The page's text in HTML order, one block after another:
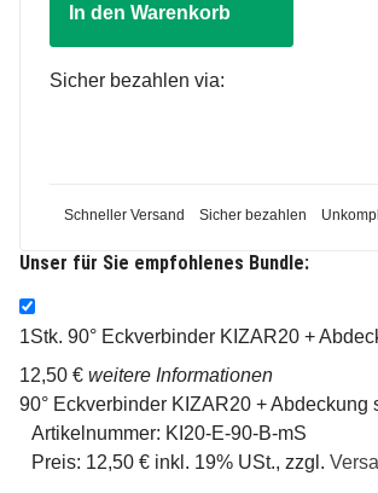
In den Warenkorb
Sicher bezahlen via:
Schneller Versand Sicher bezahlen
Unser für Sie empfohlenes Bundle:
1Stk. 90° Eckverbinder KIZAR20 +
12,50 € weitere Informationen
90° Eckverbinder KIZAR20 + Abdeckung
Artikelnummer: KI20-E-90-B-mS
Preis: 12,50 € inkl. 19% USt., zzgl.